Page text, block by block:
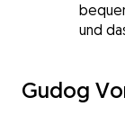
und
Gudog